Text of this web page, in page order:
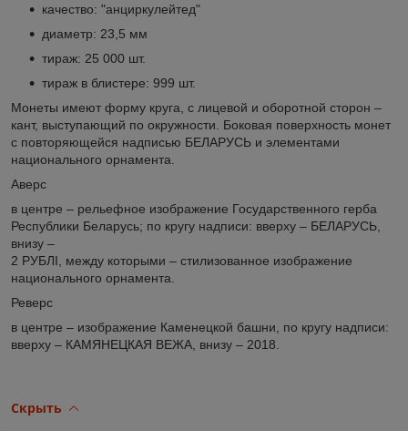
качество: "анциркулейтед"
диаметр: 23,5 мм
тираж: 25 000 шт.
тираж в блистере: 999 шт.
Монеты имеют форму круга, с лицевой и оборотной сторон –
кант, выступающий по окружности. Боковая поверхность монет
с повторяющейся надписью БЕЛАРУСЬ и элементами
национального орнамента.
Аверс
в центре – рельефное изображение Государственного герба
Республики Беларусь; по кругу надписи: вверху – БЕЛАРУСЬ,
внизу –
2 РУБЛI, между которыми – стилизованное изображение
национального орнамента.
Реверс
в центре – изображение Каменецкой башни, по кругу надписи:
вверху – КАМЯНЕЦКАЯ ВЕЖА, внизу – 2018.
Скрыть